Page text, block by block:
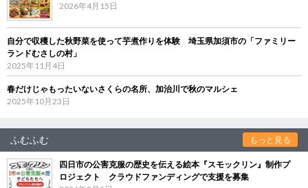
2026年4月15日
自分で収穫した秋野菜を使って芋煮作りを体験 埼玉県加須市の「ファミリー
ランドむさしの村」
2025年11月4日
春だけじゃもったいないさくらの名所、加治川で秋のマルシェ
2025年10月23日
ふむふむ もっと見る
四日市の公害克服の歴史を伝える絵本『スモックリン』制作プ
ロジェクト クラウドファンディングで支援を募集